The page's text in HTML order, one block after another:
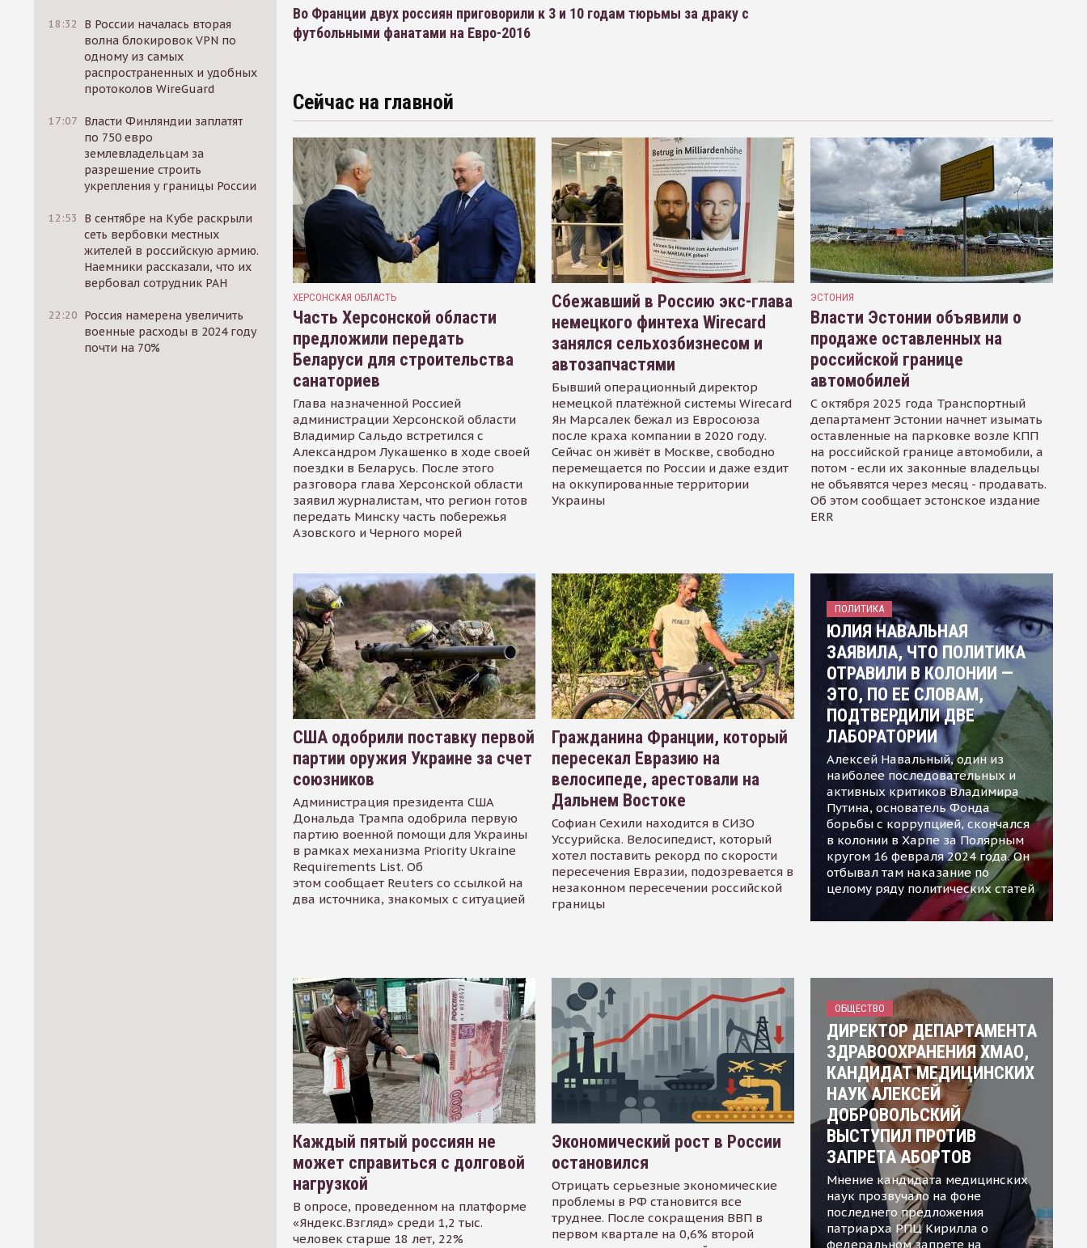
18:32
В России началась вторая
волна блокировок VPN по
одному из самых
распространенных и удобных
протоколов WireGuard
17:07 Власти Финляндии заплатят
по 750 евро
землевладельцам за
разрешение строить
укрепления у границы России
12:53
В сентябре на Кубе раскрыли
сеть вербовки местных
жителей в российскую армию.
Наемники рассказали, что их
вербовал сотрудник РАН
22:20 Россия намерена увеличить
военные расходы в 2024 году
почти на 70%
Во Франции двух россиян приговорили к 3 и 10 годам тюрьмы за драку с
футбольными фанатами на Евро-2016
Сейчас на главной
ХЕРСОНСКАЯ ОБЛАСТЬ
Часть Херсонской области
предложили передать
Беларуси для строительства
санаториев
Глава назначенной Россией
администрации Херсонской области
Владимир Сальдо встретился с
Александром Лукашенко в ходе своей
поездки в Беларусь. После этого
разговора глава Херсонской области
заявил журналистам, что регион готов
передать Минску часть побережья
Азовского и Черного морей
Сбежавший в Россию экс-глава
немецкого финтеха Wirecard
занялся сельхозбизнесом и
автозапчастями
Бывший операционный директор
немецкой платёжной системы Wirecard
Ян Марсалек бежал из Евросоюза
после краха компании в 2020 году.
Сейчас он живёт в Москве, свободно
перемещается по России и даже ездит
на оккупированные территории
Украины
ЭСТОНИЯ
Власти Эстонии объявили о
продаже оставленных на
российской границе
автомобилей
С октября 2025 года Транспортный
департамент Эстонии начнет изымать
оставленные на парковке возле КПП
на российской границе автомобили, а
потом - если их законные владельцы
не объявятся через месяц - продавать.
Об этом сообщает эстонское издание
ERR
США одобрили поставку первой
партии оружия Украине за счет
союзников
Администрация президента США
Дональда Трампа одобрила первую
партию военной помощи для Украины
в рамках механизма Priority Ukraine
Requirements List. Об
этом сообщает Reuters со ссылкой на
два источника, знакомых с ситуацией
Гражданина Франции, который
пересекал Евразию на
велосипеде, арестовали на
Дальнем Востоке
Софиан Сехили находится в СИЗО
Уссурийска. Велосипедист, который
хотел поставить рекорд по скорости
пересечения Евразии, подозревается в
незаконном пересечении российской
границы
ПОЛИТИКА
ЮЛИЯ НАВАЛЬНАЯ
ЗАЯВИЛА, ЧТО ПОЛИТИКА
ОТРАВИЛИ В КОЛОНИИ —
ЭТО, ПО ЕЕ СЛОВАМ,
ПОДТВЕРДИЛИ ДВЕ
ЛАБОРАТОРИИ
Алексей Навальный, один из
наиболее последовательных и
активных критиков Владимира
Путина, основатель Фонда
борьбы с коррупцией, скончался
в колонии в Харпе за Полярным
кругом 16 февраля 2024 года. Он
отбывал там наказание по
целому ряду политических статей
Каждый пятый россиян не
может справиться с долговой
нагрузкой
В опросе, проведенном на платформе
«Яндекс.Взгляд» среди 1,2 тыс.
человек старше 18 лет, 22%
Экономический рост в России
остановился
Отрицать серьезные экономические
проблемы в РФ становится все
труднее. После сокращения ВВП в
первом квартале на 0,6% второй
ОБЩЕСТВО
ДИРЕКТОР ДЕПАРТАМЕНТА
ЗДРАВООХРАНЕНИЯ ХМАО,
КАНДИДАТ МЕДИЦИНСКИХ
НАУК АЛЕКСЕЙ
ДОБРОВОЛЬСКИЙ
ВЫСТУПИЛ ПРОТИВ
ЗАПРЕТА АБОРТОВ
Мнение кандидата медицинских
наук прозвучало на фоне
последнего предложения
патриарха РПЦ Кирилла о
федеральном запрете на